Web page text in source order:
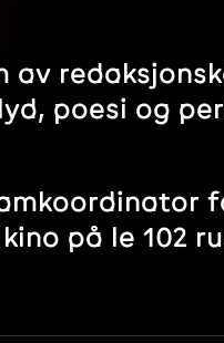
av
poesi og
på le 102